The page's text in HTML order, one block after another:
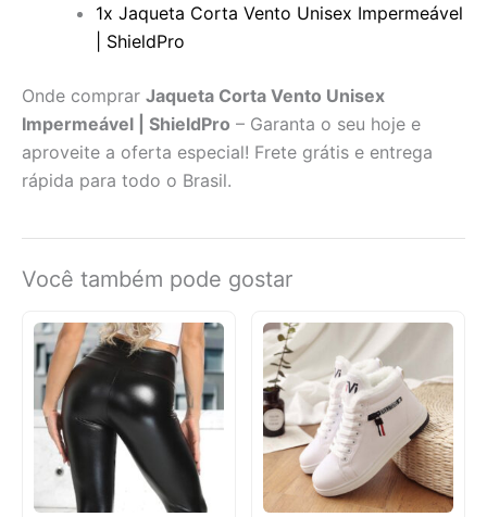
1x Jaqueta Corta Vento Unisex Impermeável
| ShieldPro
Onde comprar Jaqueta Corta Vento Unisex
Impermeável | ShieldPro – Garanta o seu hoje e
aproveite a oferta especial! Frete grátis e entrega
rápida para todo o Brasil.
Você também pode gostar